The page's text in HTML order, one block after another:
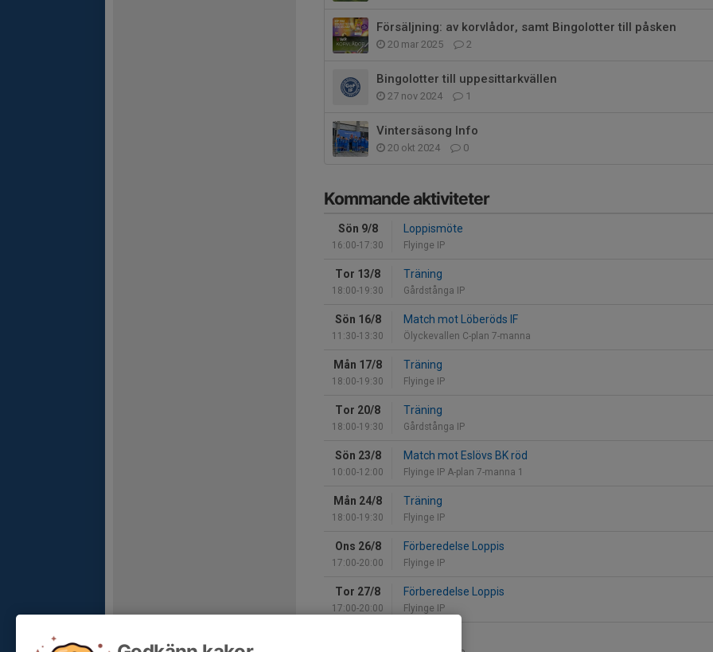
Försäljning: av korvlådor, samt Bingolotter till påsken
20 mar 2025 2
Bingolotter till uppesittarkvällen
27 nov 2024 1
Vintersäsong Info
20 okt 2024 0
Kommande aktiviteter
Sön 9/8
16:00-17:30
Loppismöte
Flyinge IP
Tor 13/8
18:00-19:30
Träning
Gårdstånga IP
Sön 16/8
11:30-13:30
Match mot Löberöds IF
Ölyckevallen C-plan 7-manna
Mån 17/8
18:00-19:30
Träning
Flyinge IP
Tor 20/8
18:00-19:30
Träning
Gårdstånga IP
Sön 23/8
10:00-12:00
Match mot Eslövs BK röd
Flyinge IP A-plan 7-manna 1
Mån 24/8
18:00-19:30
Träning
Flyinge IP
Ons 26/8
17:00-20:00
Förberedelse Loppis
Flyinge IP
Tor 27/8
17:00-20:00
Förberedelse Loppis
Flyinge IP